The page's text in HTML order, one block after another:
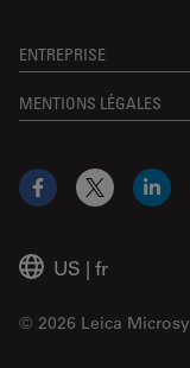
ENTREPRISE
MENTIONS LÉGALES
US | fr
© 2026 Leica
Facebook
X